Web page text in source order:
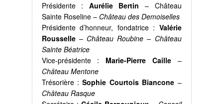
Présidente : Aurélie Bertin – Château
Sainte Roseline – Château des Demoiselles
Présidente d’honneur, fondatrice : Valérie
Rousselle– Château Roubine – Château
Sainte Béatrice
Vice-présidente : Marie-Pierre Caille–
Château Mentone
Trésorière :Sophie Courtois Biancone –
Château Rasque